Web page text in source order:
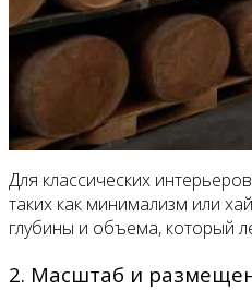
Для классических
таких как минимализм или
глубины и объема, который
2. Масштаб и